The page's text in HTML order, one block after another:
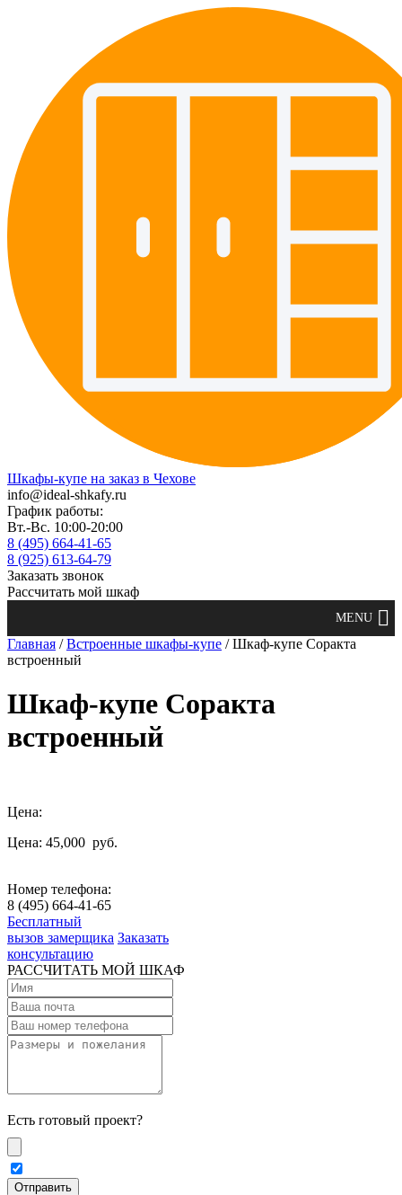
Шкафы-купе на заказ в Чехове
info@ideal-shkafy.ru
График работы:
Вт.-Вс. 10:00-20:00
8 (495) 664-41-65
8 (925) 613-64-79
Заказать звонок
Рассчитать мой шкаф
Главная /Встроенные шкафы-купе / Шкаф-купе Соракта
встроенный
Шкаф-купе Соракта
встроенный
Цена:
Цена: 45,000 руб.
Номер телефона:
8 (495) 664-41-65
Бесплатный
вызов замерщика Заказать
консультацию
РАССЧИТАТЬ МОЙ ШКАФ
Есть готовый проект?